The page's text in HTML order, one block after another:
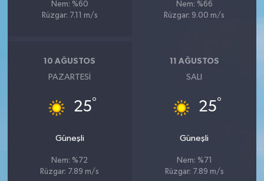
Nem: %60
Rüzgar: 7.11 m/s
Nem: %66
Rüzgar: 9.00 m/s
10 AĞUSTOS
PAZARTESI
25°
Güneşli
Nem: %72
Rüzgar: 7.89 m/s
11 AĞUSTOS
SALI
25°
Güneşli
Nem: %71
Rüzgar: 7.89 m/s